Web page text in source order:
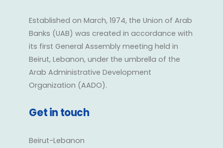
Established on March, 1974, the Union of Arab
Banks (UAB) was created in accordance with
its first General Assembly meeting held in
Beirut, Lebanon, under the umbrella of the
Arab Administrative Development
Organization (AADO).
Get in touch
Beirut-Lebanon